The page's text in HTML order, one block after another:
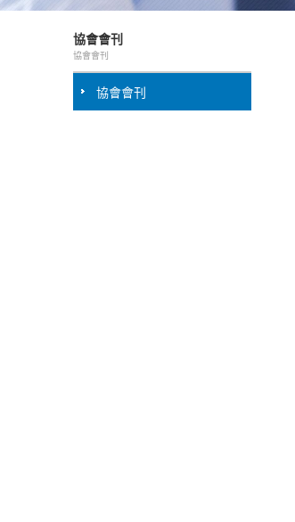
協會會刊
協會會刊
協會會刊